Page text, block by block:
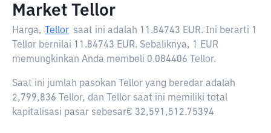
Market Tellor
Harga, Tellor saat ini adalah 11.84743 EUR. Ini berarti 1
Tellor bernilai 11.84743 EUR. Sebaliknya, 1 EUR
memungkinkan Anda membeli 0.084406 Tellor.
Saat ini jumlah pasokan Tellor yang beredar adalah
2,799,836 Tellor, dan Tellor saat ini memiliki total
kapitalisasi pasar sebesar€ 32,591,512.75394